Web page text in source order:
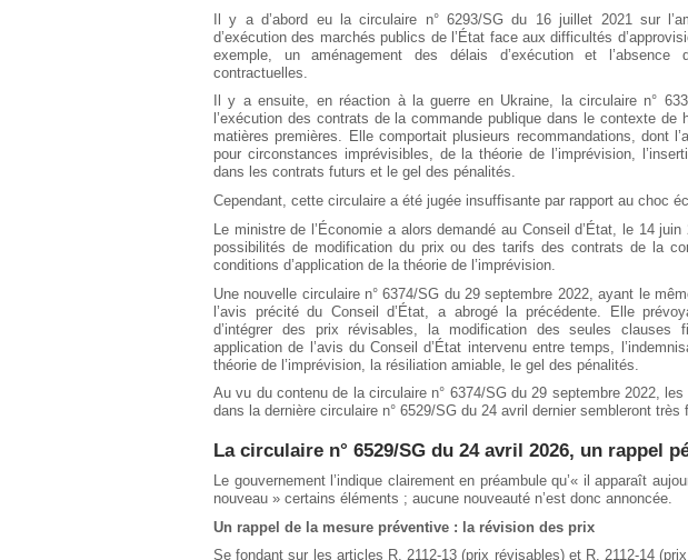
Il y a d’abord eu la circulaire n° 6293/SG du 16 juillet 2021 sur
d’exécution des marchés publics de l’État face aux difficultés
exemple, un aménagement des délais d’exécution et l’absence
contractuelles.
Il y a ensuite, en réaction à la guerre en Ukraine, la circulaire n°
l’exécution des contrats de la commande publique dans le contexte de
matières premières. Elle comportait plusieurs recommandations, dont
pour circonstances imprévisibles, de la théorie de l’imprévision,
dans les contrats futurs et le gel des pénalités.
Cependant, cette circulaire a été jugée insuffisante par rapport au choc
Le ministre de l’Économie a alors demandé au Conseil d’État, le 14
possibilités de modification du prix ou des tarifs des contrats de la
conditions d’application de la théorie de l’imprévision.
Une nouvelle circulaire n° 6374/SG du 29 septembre 2022, ayant le
l’avis précité du Conseil d’État, a abrogé la précédente. Elle
d’intégrer des prix révisables, la modification des seules clauses
application de l’avis du Conseil d’État intervenu entre temps,
théorie de l’imprévision, la résiliation amiable, le gel des pénalités.
Au vu du contenu de la circulaire n° 6374/SG du 29 septembre 2022,
dans la dernière circulaire n° 6529/SG du 24 avril dernier sembleront très
La circulaire n° 6529/SG du 24 avril 2026, un rappel
Le gouvernement l’indique clairement en préambule qu’« il apparaît
nouveau » certains éléments ; aucune nouveauté n’est donc annoncée.
Un rappel de la mesure préventive : la révision des prix
Se fondant sur les articles R. 2112-13 (prix révisables) et R. 2112-14